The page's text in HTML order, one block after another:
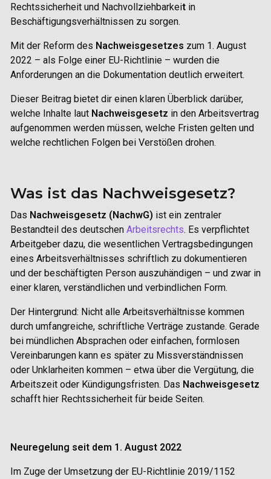
Rechtssicherheit und Nachvollziehbarkeit in
Beschäftigungsverhältnissen zu sorgen.
Mit der Reform des Nachweisgesetzes zum 1. August
2022 – als Folge einer EU-Richtlinie – wurden die
Anforderungen an die Dokumentation deutlich erweitert.
Dieser Beitrag bietet dir einen klaren Überblick darüber,
welche Inhalte laut Nachweisgesetz in den Arbeitsvertrag
aufgenommen werden müssen, welche Fristen gelten und
welche rechtlichen Folgen bei Verstößen drohen.
Was ist das Nachweisgesetz?
Das Nachweisgesetz (NachwG) ist ein zentraler
Bestandteil des deutschen Arbeitsrechts. Es verpflichtet
Arbeitgeber dazu, die wesentlichen Vertragsbedingungen
eines Arbeitsverhältnisses schriftlich zu dokumentieren
und der beschäftigten Person auszuhändigen – und zwar in
einer klaren, verständlichen und verbindlichen Form.
Der Hintergrund: Nicht alle Arbeitsverhältnisse kommen
durch umfangreiche, schriftliche Verträge zustande. Gerade
bei mündlichen Absprachen oder einfachen, formlosen
Vereinbarungen kann es später zu Missverständnissen
oder Unklarheiten kommen – etwa über die Vergütung, die
Arbeitszeit oder Kündigungsfristen. Das Nachweisgesetz
schafft hier Rechtssicherheit für beide Seiten.
Neuregelung seit dem 1. August 2022
Im Zuge der Umsetzung der EU-Richtlinie 2019/1152